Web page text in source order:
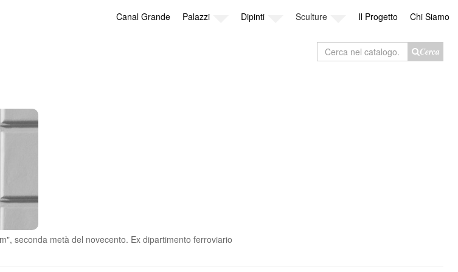
Canal Grande Palazzi Dipinti Sculture Il Progetto Chi Siamo
Cerca
Cerca
nel
seconda metà del novecento. Ex dipartimento ferroviario